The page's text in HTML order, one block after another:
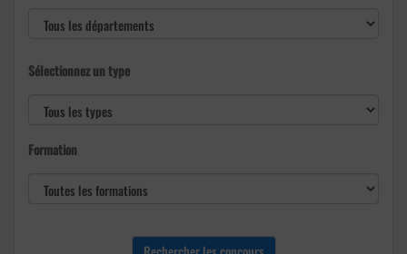
Sélectionnez un type
Formation